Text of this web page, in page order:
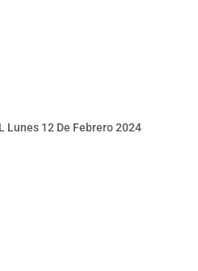
Lunes 12 De Febrero 2024